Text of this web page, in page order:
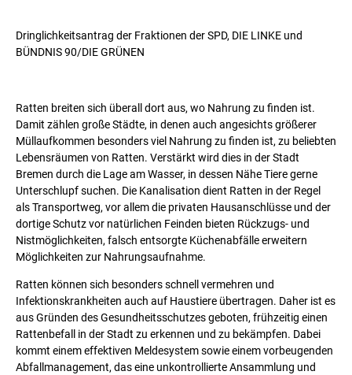
Dringlichkeitsantrag der Fraktionen der SPD, DIE LINKE und
BÜNDNIS 90/DIE GRÜNEN
Ratten breiten sich überall dort aus, wo Nahrung zu finden ist.
Damit zählen große Städte, in denen auch angesichts größerer
Müllaufkommen besonders viel Nahrung zu finden ist, zu beliebten
Lebensräumen von Ratten. Verstärkt wird dies in der Stadt
Bremen durch die Lage am Wasser, in dessen Nähe Tiere gerne
Unterschlupf suchen. Die Kanalisation dient Ratten in der Regel
als Transportweg, vor allem die privaten Hausanschlüsse und der
dortige Schutz vor natürlichen Feinden bieten Rückzugs- und
Nistmöglichkeiten, falsch entsorgte Küchenabfälle erweitern
Möglichkeiten zur Nahrungsaufnahme.
Ratten können sich besonders schnell vermehren und
Infektionskrankheiten auch auf Haustiere übertragen. Daher ist es
aus Gründen des Gesundheitsschutzes geboten, frühzeitig einen
Rattenbefall in der Stadt zu erkennen und zu bekämpfen. Dabei
kommt einem effektiven Meldesystem sowie einem vorbeugenden
Abfallmanagement, das eine unkontrollierte Ansammlung und